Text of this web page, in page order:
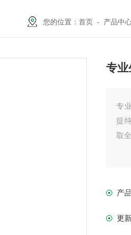
您的位置：首页 - 产品中
专
专
提
取
产
更